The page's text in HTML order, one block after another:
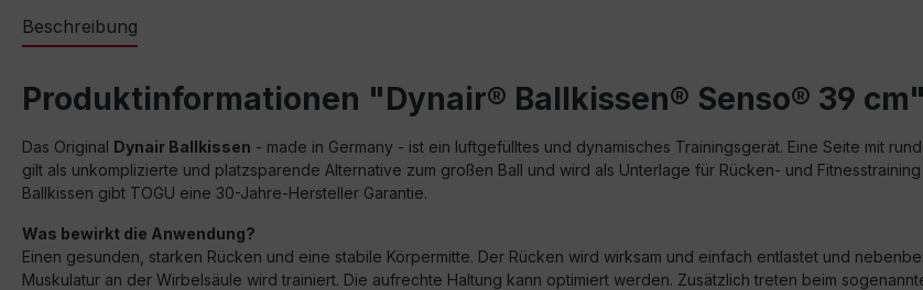
Beschreibung
Produktinformationen "Dynair® Ballkissen® Senso® 39 cm"
Das Original Dynair Ballkissen - made in Germany - ist ein luftgefülltes und dynamisches Trainingsgerät. Eine Seite mit
gilt als unkomplizierte und platzsparende Alternative zum großen Ball und wird als Unterlage für Rücken- und
Ballkissen gibt TOGU eine 30-Jahre-Hersteller Garantie.
Was bewirkt die Anwendung?
Einen gesunden, starken Rücken und eine stabile Körpermitte. Der Rücken wird wirksam und einfach entlastet und
Muskulatur an der Wirbelsäule wird trainiert. Die aufrechte Haltung kann optimiert werden. Zusätzlich treten beim